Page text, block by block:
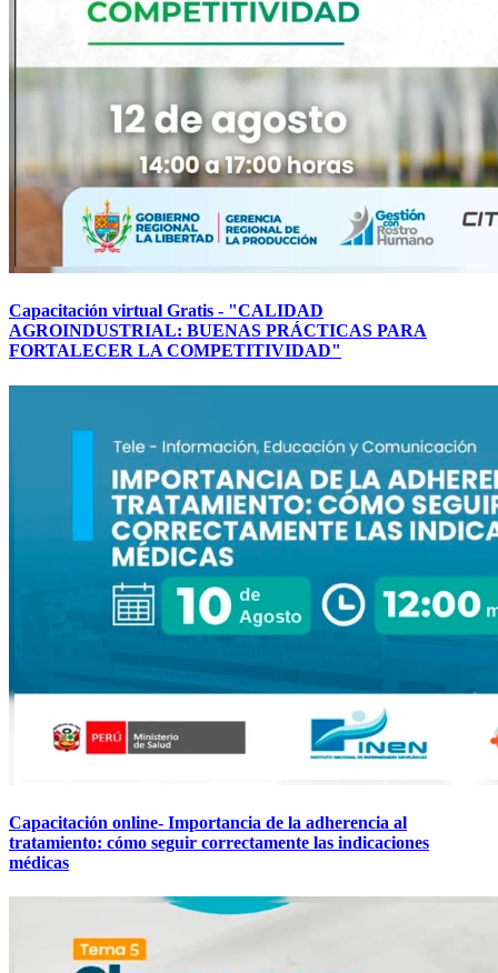
Capacitación virtual Gratis - "CALIDAD
AGROINDUSTRIAL: BUENAS PRÁCTICAS PARA
FORTALECER LA COMPETITIVIDAD"
Capacitación online- Importancia de la adherencia al
tratamiento: cómo seguir correctamente las indicaciones
médicas